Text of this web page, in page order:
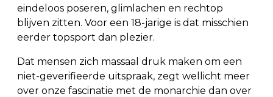
eindeloos poseren, glimlachen en rechtop
blijven zitten. Voor een 18-jarige is dat misschien
eerder topsport dan plezier.
Dat mensen zich massaal druk maken om een
niet-geverifieerde uitspraak, zegt wellicht meer
over onze fascinatie met de monarchie dan over